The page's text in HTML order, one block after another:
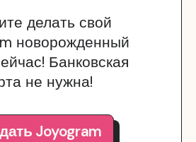
делать свой
новорожденный
Банковская
не нужна!
Joyogram